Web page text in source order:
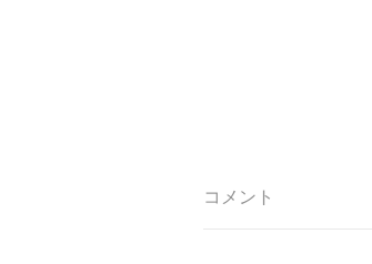
コメント